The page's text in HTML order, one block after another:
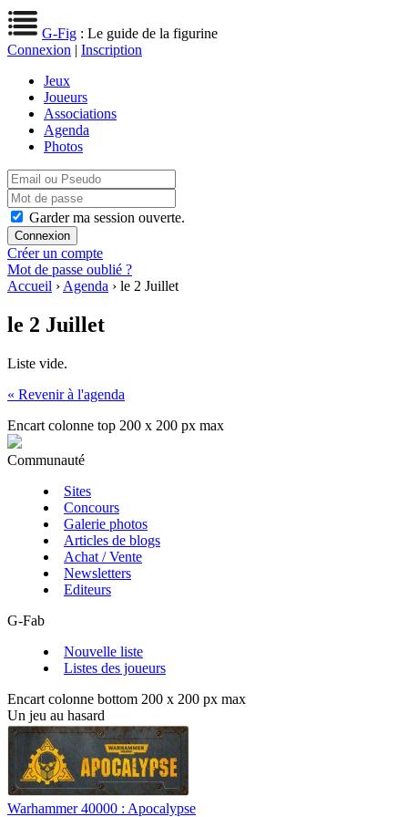
G-Fig : Le guide de la figurine
Connexion | Inscription
Jeux
Joueurs
Associations
Agenda
Photos
Garder ma session ouverte.
Créer un compte
Mot de passe oublié ?
Accueil › Agenda › le 2 Juillet
le 2 Juillet
Liste vide.
« Revenir à l'agenda
Encart colonne top 200 x 200 px max
Communauté
Sites
Concours
Galerie photos
Articles de blogs
Achat / Vente
Newsletters
Editeurs
G-Fab
Nouvelle liste
Listes des joueurs
Encart colonne bottom 200 x 200 px max
Un jeu au hasard
Warhammer 40000 : Apocalypse